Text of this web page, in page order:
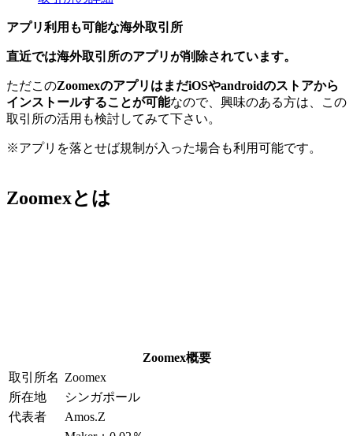
アプリ利用も可能な海外取引所
直近では海外取引所のアプリが削除されています。
ただこのZoomexのアプリはまだiOSやandroidのストアから
インストールすることが可能なので、興味のある方は、この
取引所の活用も検討してみて下さい。
※アプリを落とせば規制が入った場合も利用可能です。
Zoomexとは
Zoomex概要
取引所名 Zoomex
所在地
シンガポール
代表者
Amos.Z